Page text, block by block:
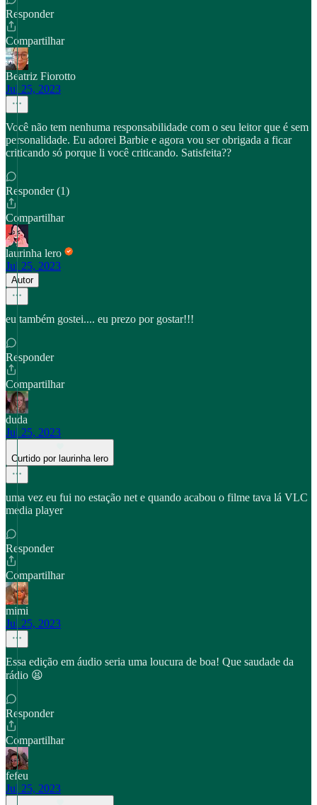
Responder
Compartilhar
Beatriz Fiorotto
Jul 25, 2023
Você não tem nenhuma responsabilidade com o seu leitor que é sem
personalidade. Eu adorei Barbie e agora vou ser obrigada a ficar
criticando só porque li você criticando. Satisfeita??
Responder (1)
Compartilhar
laurinha lero
Jul 25, 2023
Autor
eu também gostei.... eu prezo por gostar!!!
Responder
Compartilhar
duda
Jul 25, 2023
Curtido por laurinha lero
uma vez eu fui no estação net e quando acabou o filme tava lá VLC
media player
Responder
Compartilhar
mimi
Jul 25, 2023
Essa edição em áudio seria uma loucura de boa! Que saudade da
rádio 😫
Responder
Compartilhar
fefeu
Jul 25, 2023